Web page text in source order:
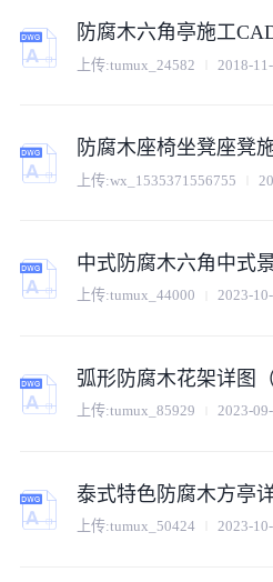
防腐木六角亭施工
上传:tumux_24582 2018-
防腐木座椅坐凳座凳
上传:wx_1535371556755
中式防腐木六角中式
上传:tumux_44000 2023-
弧形防腐木花架详图
上传:tumux_85929 2023-
泰式特色防腐木方亭
上传:tumux_50424 2023-